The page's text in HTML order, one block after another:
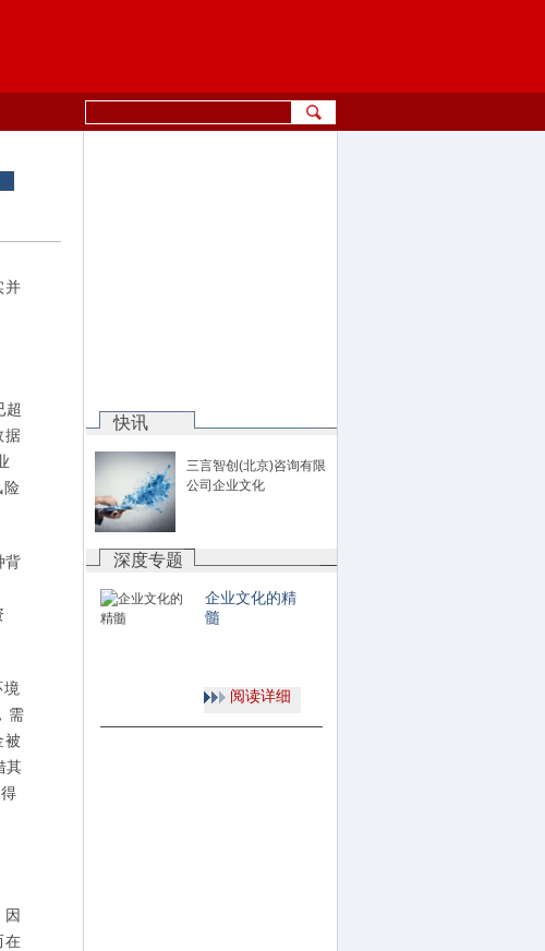
并
超
据
险
背
境
需
被
其
因
在
快讯
三言智创(北京)咨询有限
公司企业文化
深度专题
企业文化的精
髓
阅读详细